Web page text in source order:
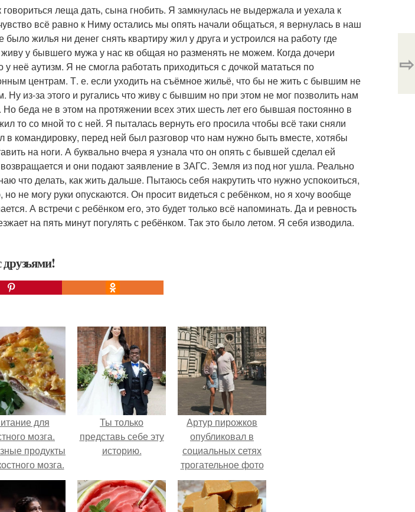
леща дать, сына гнобить. Я замкнулась не выдержала и уехала к
всё равно к Ниму остались мы опять начали общаться, я вернулась в наш
было жилья ни денег снять квартиру жил у друга и устроился на работу где
у бывшего мужа у нас кв общая но разменять не можем. Когда дочери
у неё аутизм. Я не смогла работать приходиться с дочкой мататься по
центрам. Т. е. если уходить на съёмное жильё, что бы не жить с бывшим не
Ну из-за этого и ругались что живу с бывшим но при этом не мог позволить нам
беда не в этом на протяжении всех этих шесть лет его бывшая постоянно в
то со мной то с ней. Я пыталась вернуть его просила чтобы всё таки сняли
в командировку, перед ней был разговор что нам нужно быть вместе, хотябы
на ноги. А буквально вчера я узнала что он опять с бывшей сделал ей
и они подают заявление в ЗАГС. Земля из под ног ушла. Реально
что делать, как жить дальше. Пытаюсь себя накрутить что нужно успокоиться,
но не могу руки опускаются. Он просит видеться с ребёнком, но я хочу вообще
А встречи с ребёнком его, это будет только всё напоминать. Да и ревность
на пять минут погулять с ребёнком. Так это было летом. Я себя изводила.
друзьями!
⇨
для
мозга.
продукты
мозга.
Ты только
представь себе эту
историю.
Артур пирожков
опубликовал в
социальных сетях
трогательное фото
с супругой
Анжеликой,
сделанное во